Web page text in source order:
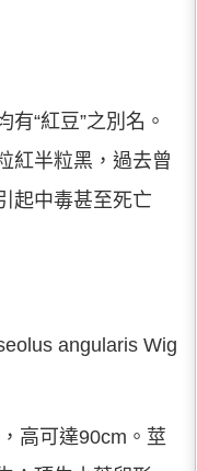
“紅豆”之別名。
紅半粒黑，過去曾
起中毒甚至死亡
angularis Wig
高可達90cm。莖